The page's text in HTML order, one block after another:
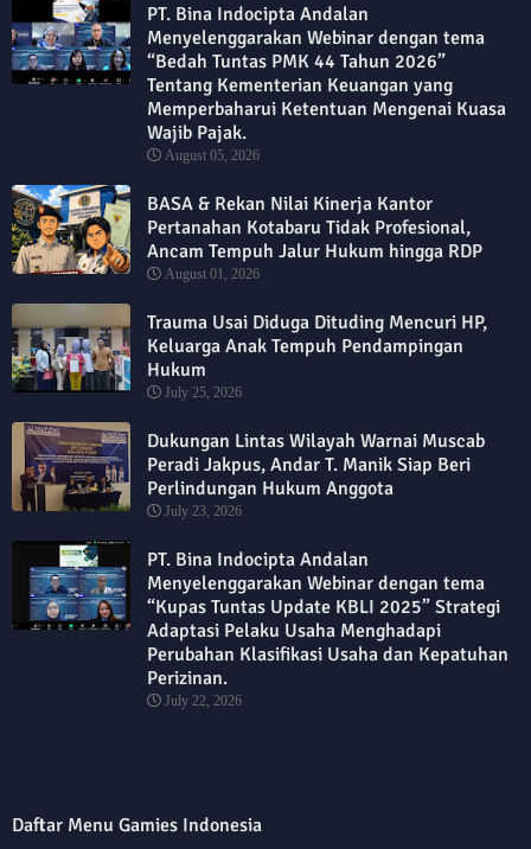
PT. Bina Indocipta Andalan
Menyelenggarakan Webinar dengan tema
“Bedah Tuntas PMK 44 Tahun 2026”
Tentang Kementerian Keuangan yang
Memperbaharui Ketentuan Mengenai Kuasa
Wajib Pajak.
August 05, 2026
BASA & Rekan Nilai Kinerja Kantor
Pertanahan Kotabaru Tidak Profesional,
Ancam Tempuh Jalur Hukum hingga RDP
August 01, 2026
Trauma Usai Diduga Dituding Mencuri HP,
Keluarga Anak Tempuh Pendampingan
Hukum
July 25, 2026
Dukungan Lintas Wilayah Warnai Muscab
Peradi Jakpus, Andar T. Manik Siap Beri
Perlindungan Hukum Anggota
July 23, 2026
PT. Bina Indocipta Andalan
Menyelenggarakan Webinar dengan tema
“Kupas Tuntas Update KBLI 2025” Strategi
Adaptasi Pelaku Usaha Menghadapi
Perubahan Klasifikasi Usaha dan Kepatuhan
Perizinan.
July 22, 2026
Daftar Menu Gamies Indonesia